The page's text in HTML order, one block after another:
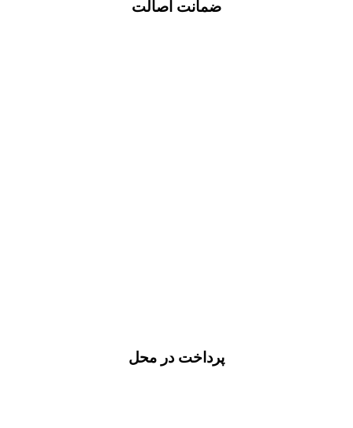
ضمانت اصالت
پرداخت در محل